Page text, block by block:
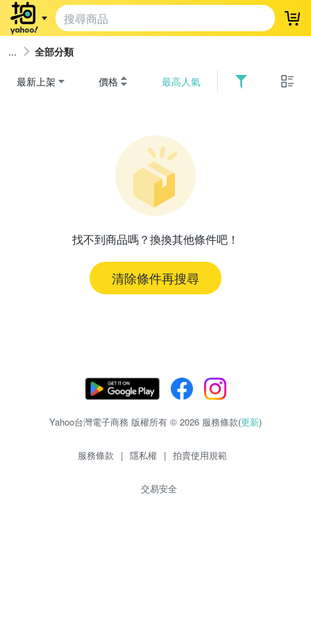
登
全部分類
最新上架 價格 最高人氣
找不到商品嗎？換換其他條件吧！
清除條件再搜尋
Yahoo台灣電子商務 版權所有 © 2026 服務條款(更新)
服務條款 | 隱私權 | 拍賣使用規範
交易安全